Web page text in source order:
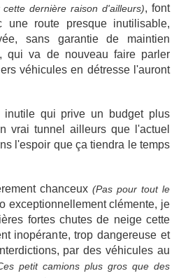
cette dernière raison d'ailleurs), font
une route presque inutilisable,
sans garantie de maintien
qui va de nouveau faire parler
véhicules en détresse l'auront
inutile qui prive un budget plus
vrai tunnel ailleurs que l'actuel
l'espoir que ça tiendra le temps
chanceux (Pas pour tout le
exceptionnellement clémente, je
fortes chutes de neige cette
inopérante, trop dangereuse et
par des véhicules au
petit camions plus gros que des